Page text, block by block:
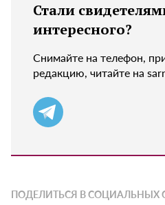
Стали
интересного?
Снимайте на телефон,
редакцию, читайте на
ПОДЕЛИТЬСЯ В СОЦИАЛЬНЫХ